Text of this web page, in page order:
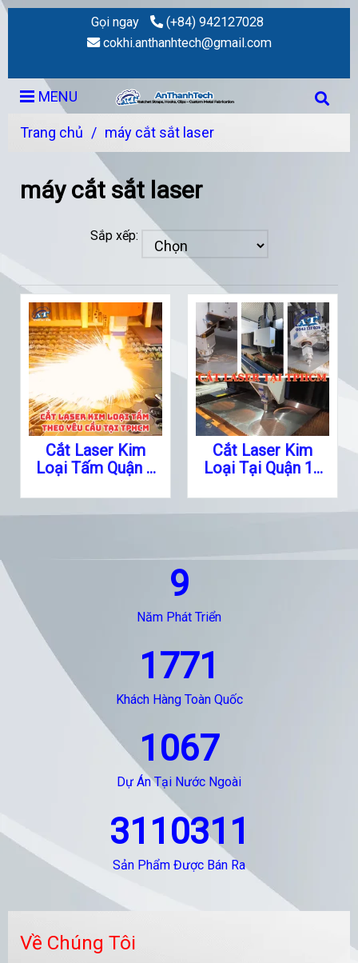
Gọi ngay
(+84) 942127028
cokhi.anthanhtech@gmail.com
MENU
Trang chủ / máy cắt sắt laser
máy cắt sắt laser
Sắp xếp:
Cắt Laser Kim
Loại Tấm Quận 1
Cắt Laser Kim
Loại Tại Quận 10
9
Năm Phát Triển
1771
Khách Hàng Toàn Quốc
1067
Dự Án Tại Nước Ngoài
3110311
Sản Phẩm Được Bán Ra
Về Chúng Tôi